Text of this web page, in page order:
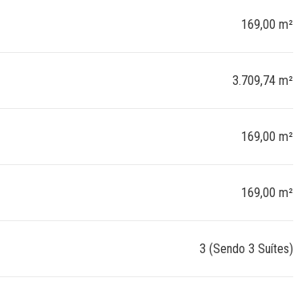
169,00 m²
3.709,74 m²
169,00 m²
169,00 m²
3 (Sendo 3 Suítes)